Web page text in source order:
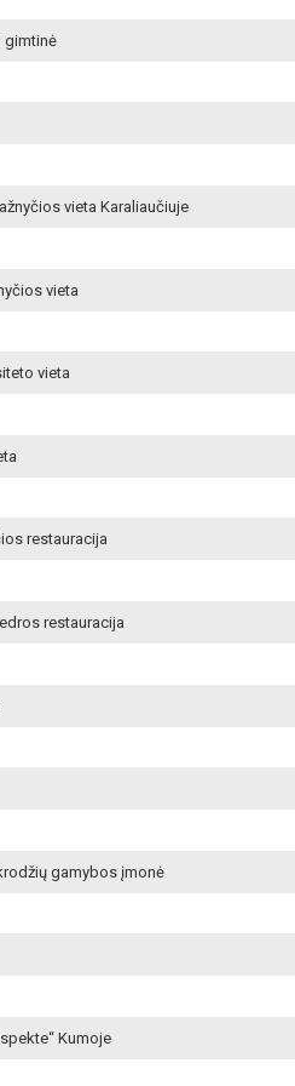
gimtinė
vieta Karaliaučiuje
vieta
vieta
restauracija
restauracija
gamybos įmonė
Kumoje